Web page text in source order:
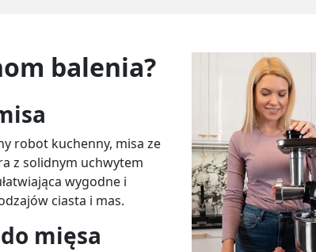
balenia?
robot kuchenny, misa ze
z solidnym uchwytem
wygodne i
ciasta i mas.
mięsa